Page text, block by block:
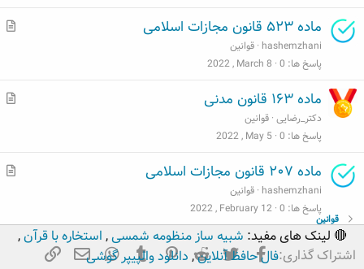
م
ماده ۵۲۳ قانون مجازات اسلامی
hashemzhani قوانین
پاسخ ها 0
2022 , March 8
م
ماده ۱۶۳ قانون مدنی
دکتر_رضایی قوانین
پاسخ ها 0
2022 , May 5
م
ماده ۲۰۷ قانون مجازات اسلامی
hashemzhani قوانین
پاسخ ها 0
2022 , February 12
اشتراک گذاری: فیسبوکتویتر Reddit
Pinterest
Tumblr
WhatsApp
ایمیل
قوانین
🔴 لینک های مفید: شبیه ساز منظومه شمسی, استخاره با قرآن,
فال حافظ آنلاین, دانلود والپیپر گوشی